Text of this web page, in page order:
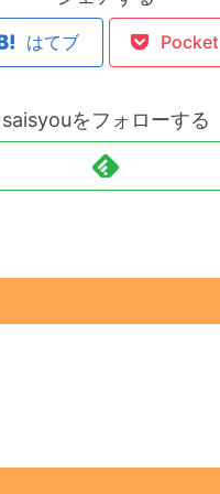
はてブ Pocket
saisyouをフォローする